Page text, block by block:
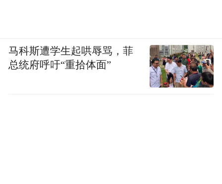
马科斯遭学生起哄辱骂，菲
总统府呼吁“重拾体面”